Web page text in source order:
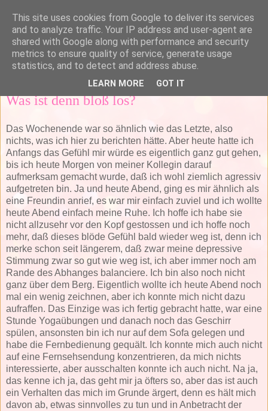
Was ist denn bloß los?
Das Wochenende war so ähnlich wie das Letzte, also
nichts, was ich hier zu berichten hätte. Aber heute hatte ich
Anfangs das Gefühl mir würde es eigentlich ganz gut gehen,
bis ich heute Morgen von meiner Kollegin darauf
aufmerksam gemacht wurde, daß ich wohl ziemlich agressiv
aufgetreten bin. Ja und heute Abend, ging es mir ähnlich als
eine Freundin anrief, es war mir einfach zuviel und ich wollte
heute Abend einfach meine Ruhe. Ich hoffe ich habe sie
nicht allzusehr vor den Kopf gestossen und ich hoffe noch
mehr, daß dieses blöde Gefühl bald wieder weg ist, denn ich
merke schon seit längerem, daß zwar meine depressive
Stimmung zwar so gut wie weg ist, ich aber immer noch am
Rande des Abhanges balanciere. Ich bin also noch nicht
ganz über dem Berg. Eigentlich wollte ich heute Abend noch
mal ein wenig zeichnen, aber ich konnte mich nicht dazu
aufraffen. Das Einzige was ich fertig gebracht hatte, war eine
Stunde Yogaübungen und danach noch das Geschirr
spülen, ansonsten bin ich nur auf dem Sofa gelegen und
habe die Fernbedienung gequält. Ich konnte mich auch nicht
auf eine Fernsehsendung konzentrieren, da mich nichts
interessierte, aber ausschalten konnte ich auch nicht. Na ja,
das kenne ich ja, das geht mir ja öfters so, aber das ist auch
ein Verhalten das mich im Grunde ärgert, denn es hält mich
davon ab, etwas sinnvolles zu tun und in Anbetracht der
This site uses cookies from Google to deliver its services
and to analyze traffic. Your IP address and user-agent are
shared with Google along with performance and security
metrics to ensure quality of service, generate usage
statistics, and to detect and address abuse.
LEARN MORE GOT IT